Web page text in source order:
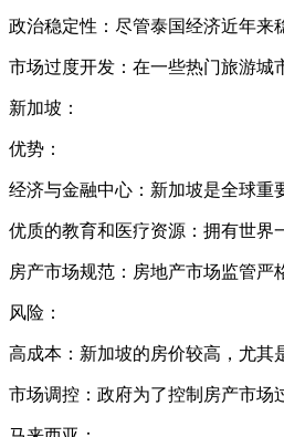
政治稳定性：尽管泰国经济近年来
市场过度开发：在一些热门旅游城
新加坡：
优势：
经济与金融中心：新加坡是全球重
优质的教育和医疗资源：拥有世界
房产市场规范：房地产市场监管严
风险：
高成本：新加坡的房价较高，尤其
市场调控：政府为了控制房产市场